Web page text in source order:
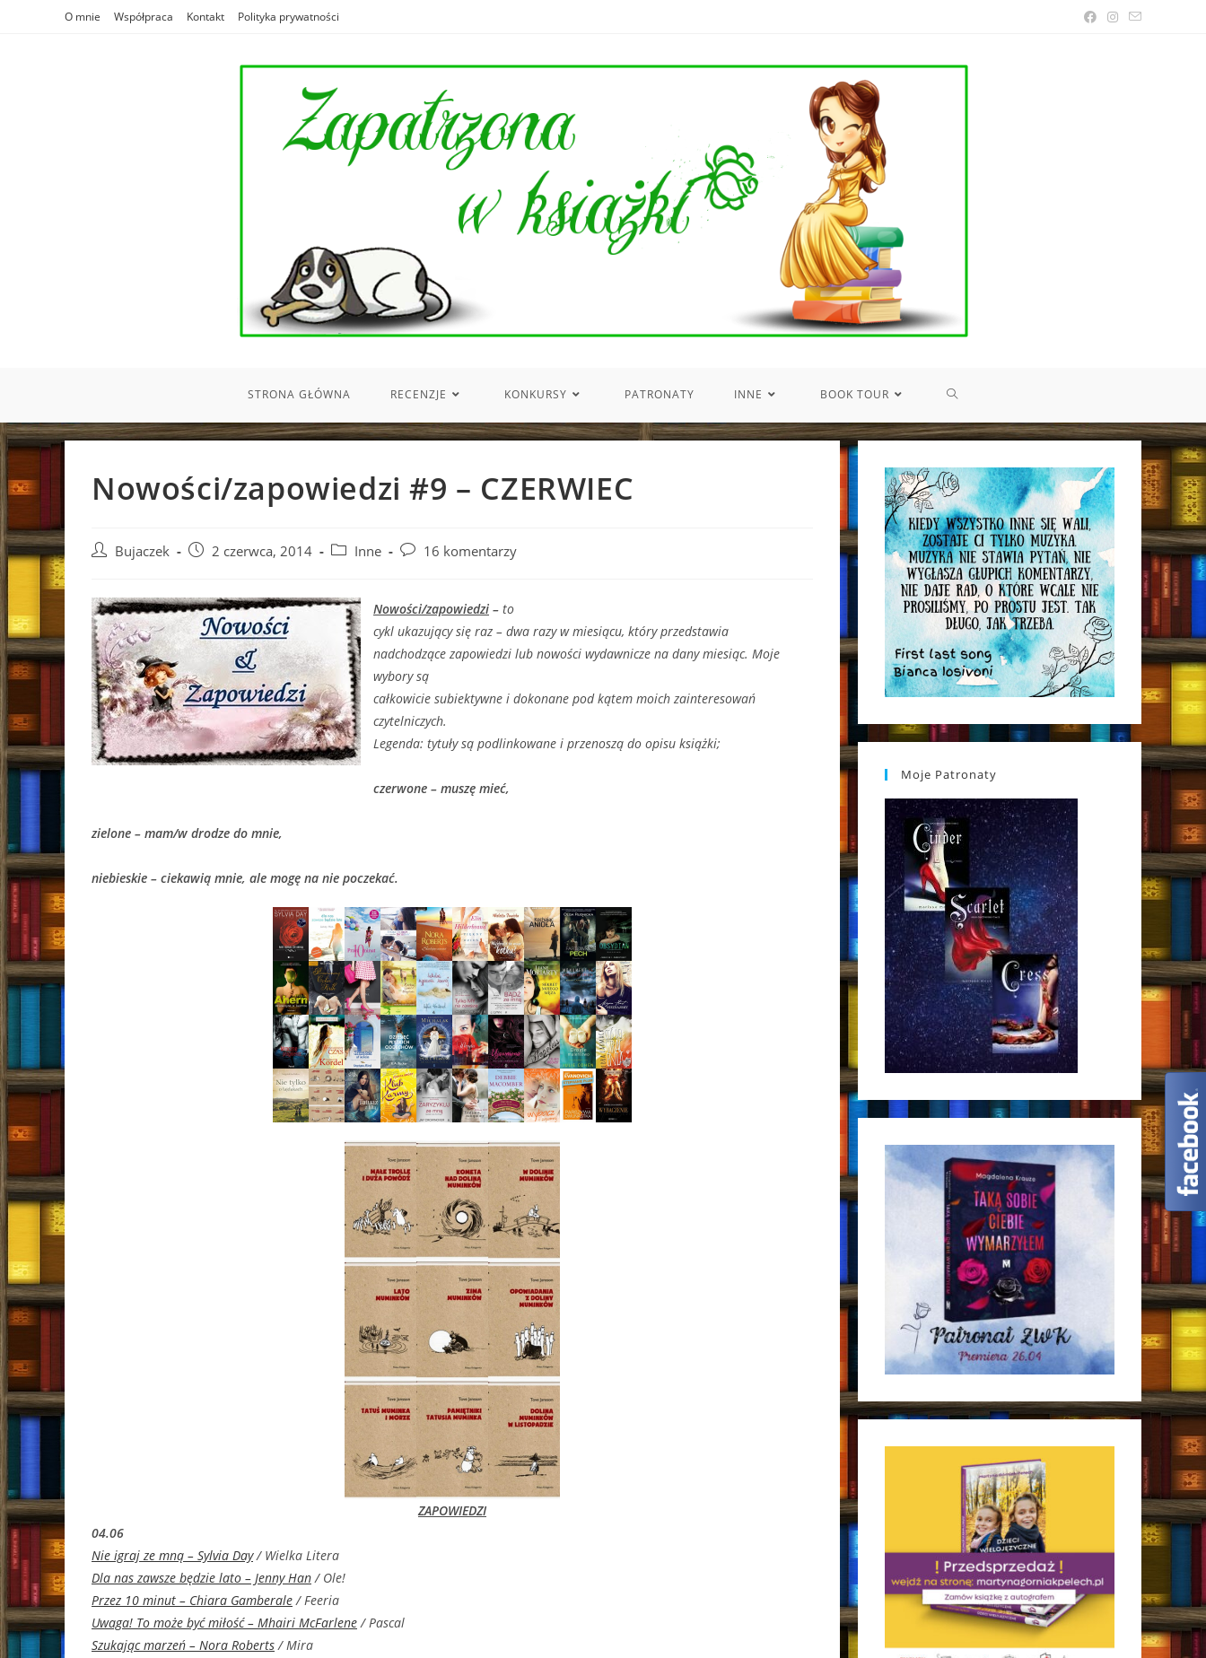
O mnie Współpraca Kontakt Polityka prywatności
STRONA GŁÓWNA RECENZJE KONKURSY PATRONATY INNE BOOK TOUR TOGGLE
SEARCH
Nowości/zapowiedzi #9 – CZERWIEC
Post Bujaczek
Post 2 czerwca, 2014
Post Inne
Post 16 komentarzy
Nowości/zapowiedzi – to
cykl ukazujący się raz – dwa razy w miesiącu, który przedstawia
nadchodzące zapowiedzi lub nowości wydawnicze na dany miesiąc. Moje
wybory są
całkowicie subiektywne i dokonane pod kątem moich zainteresowań
czytelniczych.
Legenda: tytuły są podlinkowane i przenoszą do opisu książki;
czerwone – muszę mieć,
zielone – mam/w drodze do mnie,
niebieskie – ciekawią mnie, ale mogę na nie poczekać.
ZAPOWIEDZI
04.06
Nie igraj ze mną – Sylvia Day/ Wielka Litera
Dla nas zawsze będzie lato – Jenny Han/ Ole!
Przez 10 minut – Chiara Gamberale/ Feeria
Uwaga! To może być miłość – Mhairi McFarlene/ Pascal
Szukając marzeń – Nora Roberts/ Mira
Moje Patronaty